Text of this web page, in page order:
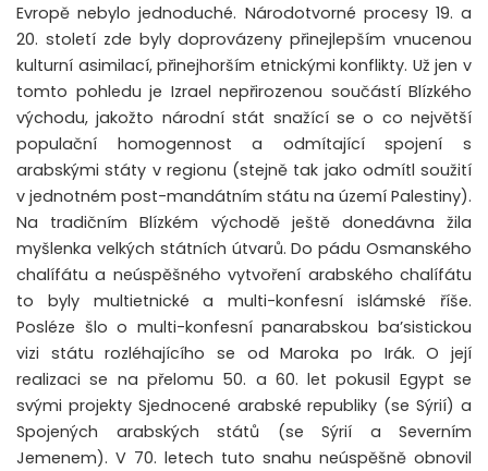
Evropě nebylo jednoduché. Národotvorné procesy 19. a
20. století zde byly doprovázeny přinejlepším vnucenou
kulturní asimilací, přinejhorším etnickými konflikty. Už jen v
tomto pohledu je Izrael nepřirozenou součástí Blízkého
východu, jakožto národní stát snažící se o co největší
populační homogennost a odmítající spojení s
arabskými státy v regionu (stejně tak jako odmítl soužití
v jednotném post-mandátním státu na území Palestiny).
Na tradičním Blízkém východě ještě donedávna žila
myšlenka velkých státních útvarů. Do pádu Osmanského
chalífátu a neúspěšného vytvoření arabského chalífátu
to byly multietnické a multi-konfesní islámské říše.
Posléze šlo o multi-konfesní panarabskou ba’sistickou
vizi státu rozléhajícího se od Maroka po Irák. O její
realizaci se na přelomu 50. a 60. let pokusil Egypt se
svými projekty Sjednocené arabské republiky (se Sýrií) a
Spojených arabských států (se Sýrií a Severním
Jemenem). V 70. letech tuto snahu neúspěšně obnovil